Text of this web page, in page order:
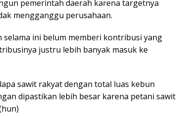
pemerintah daerah karena targetnya
mengganggu perusahaan.
ini belum memberi kontribusi yang
justru lebih banyak masuk ke
sawit rakyat dengan total luas kebun
dipastikan lebih besar karena petani sawit